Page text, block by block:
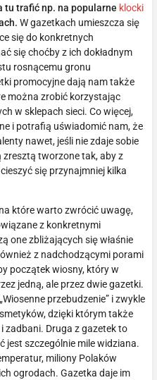
tu trafić np. na popularne klocki
W gazetkach umieszcza się
się do konkretnych
się choćby z ich dokładnym
rosnącemu gronu
promocyjne dają nam także
można zrobić korzystając
w sklepach sieci. Co więcej,
i potrafią uświadomić nam, że
nawet, jeśli nie zdaje sobie
zresztą tworzone tak, aby z
się przynajmniej kilka
które warto zwrócić uwagę,
z konkretnymi
one zbliżających się właśnie
z nadchodzącymi porami
początek wiosny, który w
jedną, ale przez dwie gazetki.
przebudzenie” i zwykle
dzięki którym także
zadbani. Druga z gazetek to
jest szczególnie mile widziana.
miliony Polaków
ogrodach. Gazetka daje im